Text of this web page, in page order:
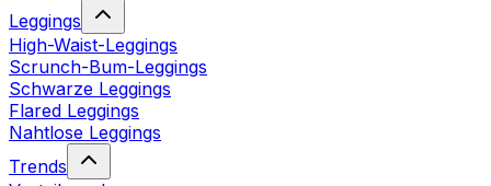
Leggings
High-Waist-Leggings
Scrunch-Bum-Leggings
Schwarze Leggings
Flared Leggings
Nahtlose Leggings
Trends